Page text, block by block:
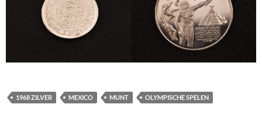
1968 ZILVER MEXICO MUNT OLYMPISCHE SPELEN